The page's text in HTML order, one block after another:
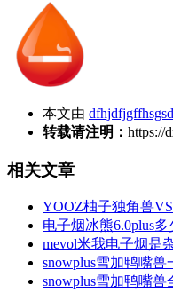
本文由
转载请注明： https://
相关文章
YOOZ柚子独角兽
电子烟冰熊6.0plus多
mevol米我电子烟是
snowplus雪加鸭嘴
snowplus雪加鸭嘴兽